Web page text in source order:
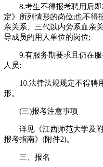
8.考生不得报考聘用后即
定》所列情形的岗位;也不得
亲关系、三代以内旁系血亲
导成员的用人单位的岗位;
9.有服务期要求且仍在服
人员;
10.法律法规规定不得聘
形。
(三)报考注意事项
详见《江西师范大学及附
报考指南》(附件2)。
三、报名